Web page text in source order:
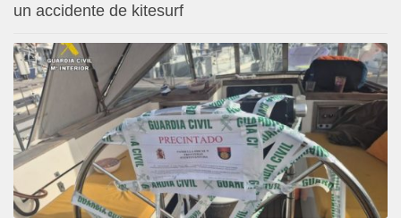
un accidente de kitesurf